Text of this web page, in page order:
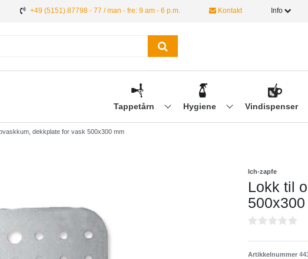
+49 (5151) 87798 - 77 / man - fre: 9 am - 6 p.m. Kontakt Info
Tappetårn Hygiene Vindispenser
dekkplate for vask 500x300 mm
Ich-zapfe
Lokk til
Artikkelnummer